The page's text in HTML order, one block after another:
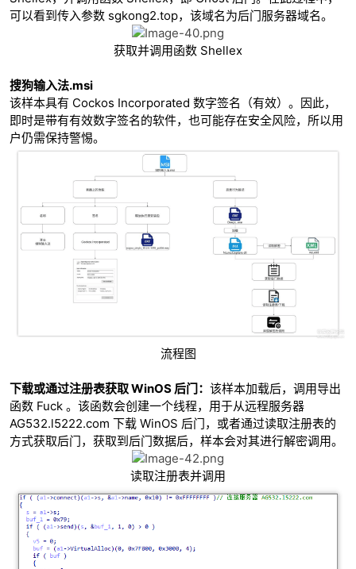
可以看到传入参数 sgkong2.top，该域名为后门服务器域名。
获取并调用函数 Shellex
搜狗输入法.msi
该样本具有 Cockos Incorporated 数字签名（有效）。因此，
即时是带有有效数字签名的软件，也可能存在安全风险，所以用
户仍需保持警惕。
流程图
下载或通过注册表获取 WinOS 后门： 该样本加载后，调用导出
函数 Fuck 。该函数会创建一个线程，用于从远程服务器
AG532.l5222.com 下载 WinOS 后门，或者通过读取注册表的
方式获取后门，获取到后门数据后，样本会对其进行解密调用。
读取注册表并调用